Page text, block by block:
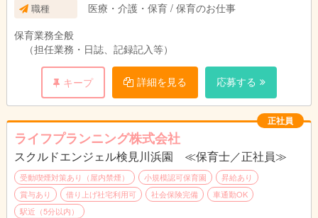
職種
医療・介護・保育 / 保育のお仕事
保育業務全般
（担任業務・日誌、記録記入等）
キープ 詳細を見る 応募する
正社員
ライフプランニング株式会社
スクルドエンジェル検見川浜園 ≪保育士／正社員≫
受動喫煙対策あり（屋内禁煙） 小規模認可保育園
昇給あり
賞与あり
借り上げ社宅利用可 社会保険完備
車通勤OK
駅近（5分以内）